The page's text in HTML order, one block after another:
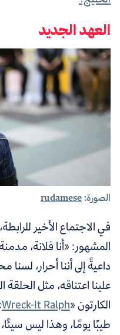
العهد الجديد
الصورة:rudamese
في الاجتماع الأخير
المشهور: «أنا فلانة،
داعيةً إلى أننا أحرار،
علينا اعتناقه، مثل الحلقة
الكارتون «Wreck-It Ralph
طيبًا يومًا، وهذا ليس